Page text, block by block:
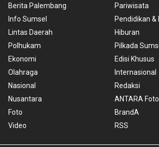
Berita Palembang
Info Sumsel
Lintas Daerah
Polhukam
Ekonomi
Olahraga
Nasional
Nusantara
Foto
Video
Pariwisata
Pendidikan &
Hiburan
Pilkada
Edisi Khusus
Internasional
Redaksi
ANTARA Foto
BrandA
RSS